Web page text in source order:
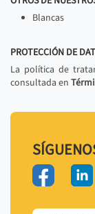
Blancas
PROTECCIÓN DE
La política de
consultada en